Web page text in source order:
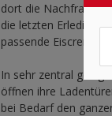
dort die Nachfrage
die letzten
passende Eiscreme
In sehr zentral
öffnen ihre
bei Bedarf den